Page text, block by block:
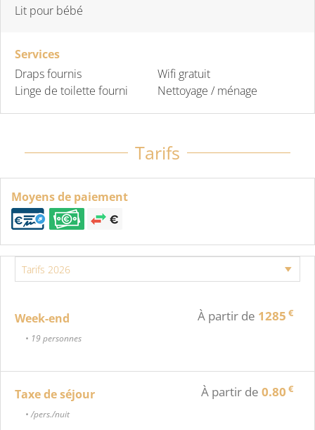
Lit pour bébé
Services
Draps fournis
Linge de toilette fourni
Wifi gratuit
Nettoyage / ménage
Tarifs
Moyens de paiement
Week-end À partir de 1285 €
• 19 personnes
Taxe de séjour À partir de 0.80 €
• /pers./nuit